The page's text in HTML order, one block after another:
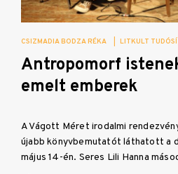
CSIZMADIA BODZA RÉKA LITKULT
Antropomorf
emelt emberek
A Vágott Méret irodalmi
újabb könyvbemutatót láthatott a
május 14-én. Seres Lili Hanna